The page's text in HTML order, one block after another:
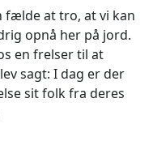
fælde at tro, at vi kan
opnå her på jord.
en frelser til at
sagt: I dag er der
sit folk fra deres